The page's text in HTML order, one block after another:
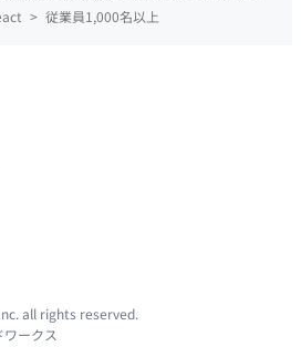
> 従業員1,000名以上
all rights reserved.
ークス